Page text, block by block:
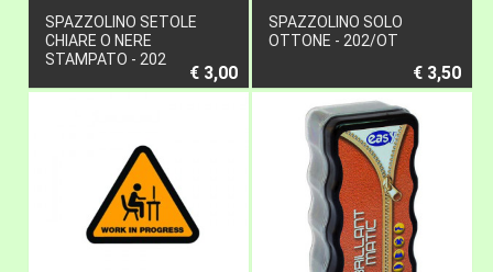
SPAZZOLINO SETOLE
CHIARE O NERE
STAMPATO - 202
€ 3,00
SPAZZOLINO SOLO
OTTONE - 202/OT
€ 3,50